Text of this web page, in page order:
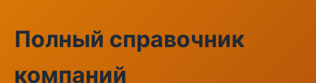
Полный справочник
компаний